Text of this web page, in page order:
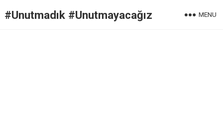
#Unutmadık #Unutmayacağız MENU